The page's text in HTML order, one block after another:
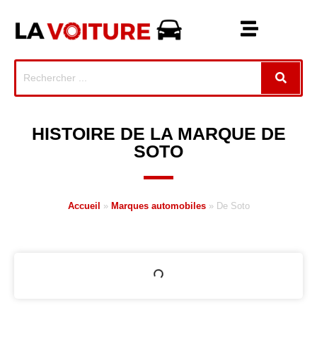
HISTOIRE DE LA MARQUE DE
SOTO
Accueil » Marques automobiles » De Soto